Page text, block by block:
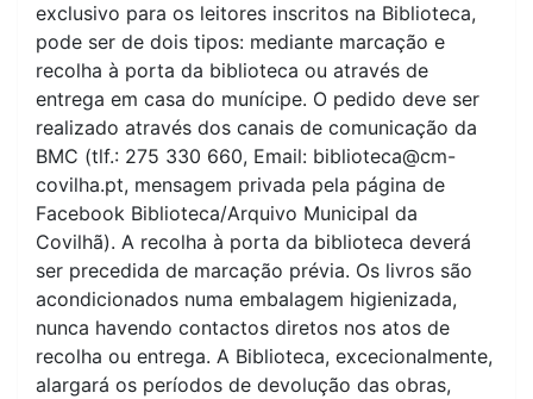
exclusivo para os leitores inscritos na Biblioteca,
pode ser de dois tipos: mediante marcação e
recolha à porta da biblioteca ou através de
entrega em casa do munícipe. O pedido deve ser
realizado através dos canais de comunicação da
BMC (tlf.: 275 330 660, Email: biblioteca@cm-
covilha.pt, mensagem privada pela página de
Facebook Biblioteca/Arquivo Municipal da
Covilhã). A recolha à porta da biblioteca deverá
ser precedida de marcação prévia. Os livros são
acondicionados numa embalagem higienizada,
nunca havendo contactos diretos nos atos de
recolha ou entrega. A Biblioteca, excecionalmente,
alargará os períodos de devolução das obras,